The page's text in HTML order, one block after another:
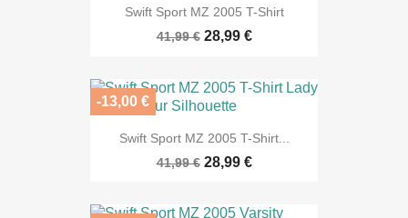
Swift Sport MZ 2005 T-Shirt
41,99 € 28,99 €
Swift Sport MZ 2005 T-Shirt...
41,99 € 28,99 €
-13,00 €